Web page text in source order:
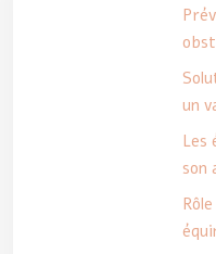
un
Les
son